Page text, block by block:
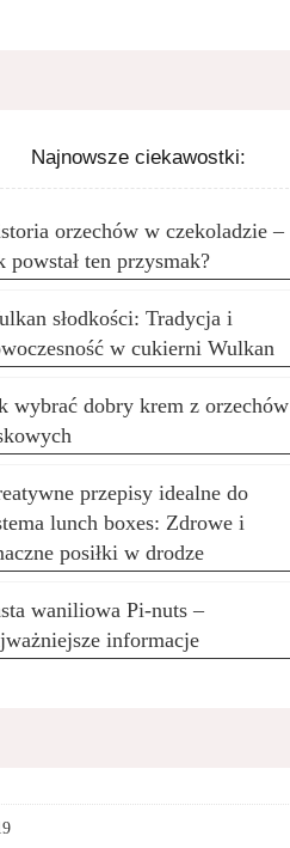
Najnowsze ciekawostki:
orzechów w czekoladzie –
powstał ten przysmak?
słodkości: Tradycja i
w cukierni Wulkan
wybrać dobry krem z orzechów
przepisy idealne do
lunch boxes: Zdrowe i
posiłki w drodze
waniliowa Pi-nuts –
informacje